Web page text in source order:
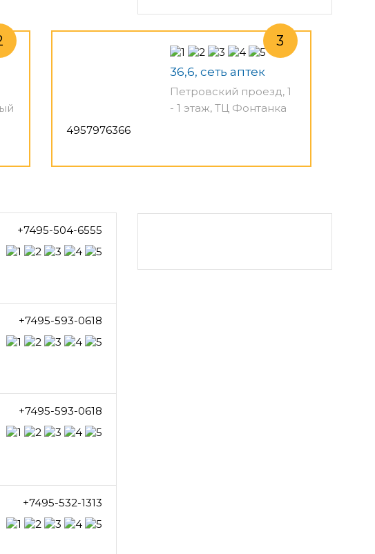
36,6, сеть аптек
Петровский проезд, 1
- 1 этаж, ТЦ Фонтанка
4957976366
+7495-504-6555
+7495-593-0618
+7495-593-0618
+7495-532-1313